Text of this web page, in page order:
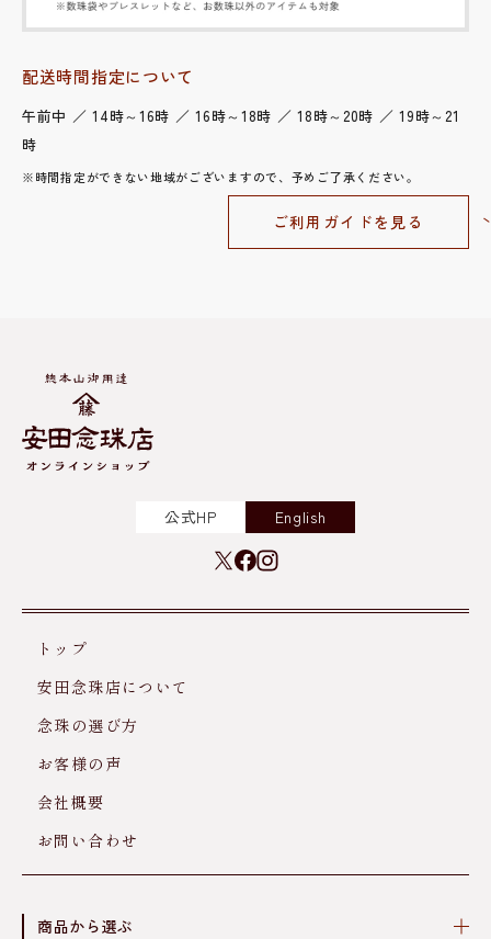
配送時間指定について
午前中 ／ 14時～16時 ／ 16時～18時 ／ 18時～20時 ／ 19時～21
時
※時間指定ができない地域がございますので、予めご了承ください。
ご利用ガイドを見る
公式HP English
トップ
安田念珠店について
念珠の選び方
お客様の声
会社概要
お問い合わせ
商品から選ぶ